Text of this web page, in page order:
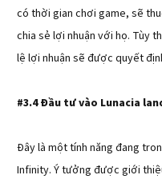
có thời gian chơi game, sẽ
chia sẻ lợi nhuận với họ. Tùy
lệ lợi nhuận sẽ được quyết
#3.4 Đầu tư vào Lunacia
Đây là một tính năng đang
Infinity. Ý tưởng được giới